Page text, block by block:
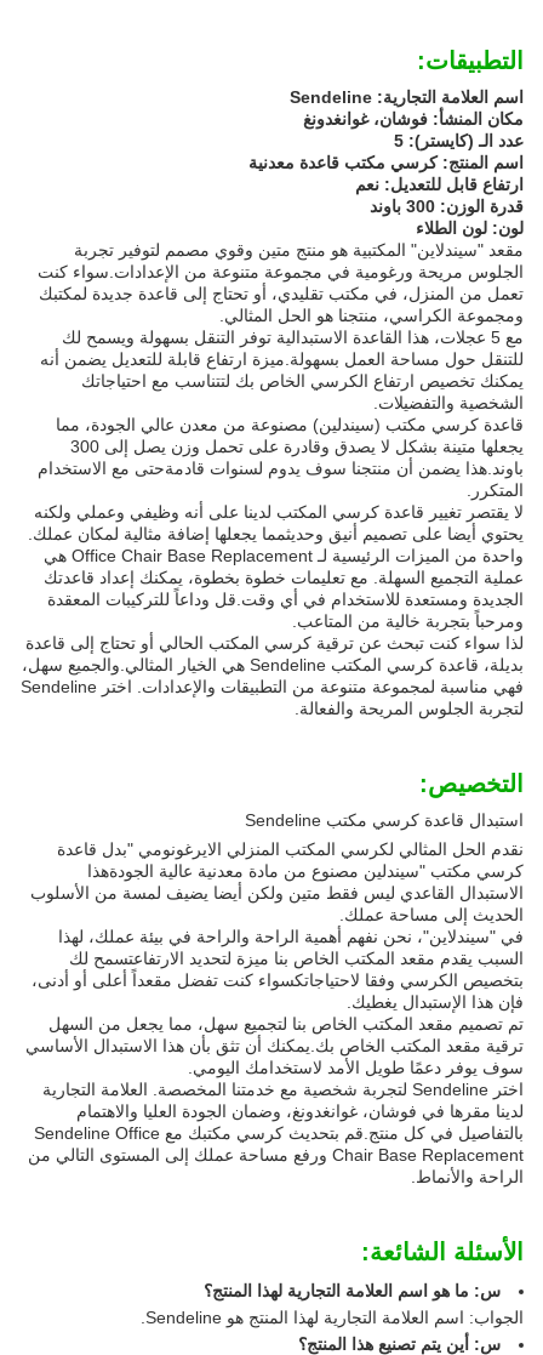
التطبيقات:
اسم العلامة التجارية: Sendeline
مكان المنشأ: فوشان، غوانغدونغ
عدد الـ (كايستر): 5
اسم المنتج: كرسي مكتب قاعدة معدنية
ارتفاع قابل للتعديل: نعم
قدرة الوزن: 300 باوند
لون: لون الطلاء
مقعد "سيندلاين" المكتبية هو منتج متين وقوي مصمم لتوفير تجربة
الجلوس مريحة ورغومية في مجموعة متنوعة من الإعدادات.سواء كنت
تعمل من المنزل، في مكتب تقليدي، أو تحتاج إلى قاعدة جديدة لمكتبك
ومجموعة الكراسي، منتجنا هو الحل المثالي.
مع 5 عجلات، هذا القاعدة الاستبدالية توفر التنقل بسهولة ويسمح لك
للتنقل حول مساحة العمل بسهولة.ميزة ارتفاع قابلة للتعديل يضمن أنه
يمكنك تخصيص ارتفاع الكرسي الخاص بك لتتناسب مع احتياجاتك
الشخصية والتفضيلات.
قاعدة كرسي مكتب (سيندلين) مصنوعة من معدن عالي الجودة، مما
يجعلها متينة بشكل لا يصدق وقادرة على تحمل وزن يصل إلى 300
باوند.هذا يضمن أن منتجنا سوف يدوم لسنوات قادمةحتى مع الاستخدام
المتكرر.
لا يقتصر تغيير قاعدة كرسي المكتب لدينا على أنه وظيفي وعملي ولكنه
يحتوي أيضا على تصميم أنيق وحديثمما يجعلها إضافة مثالية لمكان عملك.
واحدة من الميزات الرئيسية لـ Office Chair Base Replacement هي
عملية التجميع السهلة. مع تعليمات خطوة بخطوة، يمكنك إعداد قاعدتك
الجديدة ومستعدة للاستخدام في أي وقت.قل وداعاً للتركيبات المعقدة
ومرحباً بتجربة خالية من المتاعب.
لذا سواء كنت تبحث عن ترقية كرسي المكتب الحالي أو تحتاج إلى قاعدة
بديلة، قاعدة كرسي المكتب Sendeline هي الخيار المثالي.والجميع سهل،
فهي مناسبة لمجموعة متنوعة من التطبيقات والإعدادات. اختر Sendeline
لتجربة الجلوس المريحة والفعالة.
التخصيص:
استبدال قاعدة كرسي مكتب Sendeline
نقدم الحل المثالي لكرسي المكتب المنزلي الايرغونومي "بدل قاعدة
كرسي مكتب "سيندلين مصنوع من مادة معدنية عالية الجودةهذا
الاستبدال القاعدي ليس فقط متين ولكن أيضا يضيف لمسة من الأسلوب
الحديث إلى مساحة عملك.
في "سيندلاين"، نحن نفهم أهمية الراحة والراحة في بيئة عملك، لهذا
السبب يقدم مقعد المكتب الخاص بنا ميزة لتحديد الارتفاعتسمح لك
بتخصيص الكرسي وفقا لاحتياجاتكسواء كنت تفضل مقعداً أعلى أو أدنى،
فإن هذا الإستبدال يغطيك.
تم تصميم مقعد المكتب الخاص بنا لتجميع سهل، مما يجعل من السهل
ترقية مقعد المكتب الخاص بك.يمكنك أن تثق بأن هذا الاستبدال الأساسي
سوف يوفر دعمًا طويل الأمد لاستخدامك اليومي.
اختر Sendeline لتجربة شخصية مع خدمتنا المخصصة. العلامة التجارية
لدينا مقرها في فوشان، غوانغدونغ، وضمان الجودة العليا والاهتمام
بالتفاصيل في كل منتج.قم بتحديث كرسي مكتبك مع Sendeline Office
Chair Base Replacement ورفع مساحة عملك إلى المستوى التالي من
الراحة والأنماط.
الأسئلة الشائعة:
س: ما هو اسم العلامة التجارية لهذا المنتج؟
الجواب: اسم العلامة التجارية لهذا المنتج هو Sendeline.
س: أين يتم تصنيع هذا المنتج؟